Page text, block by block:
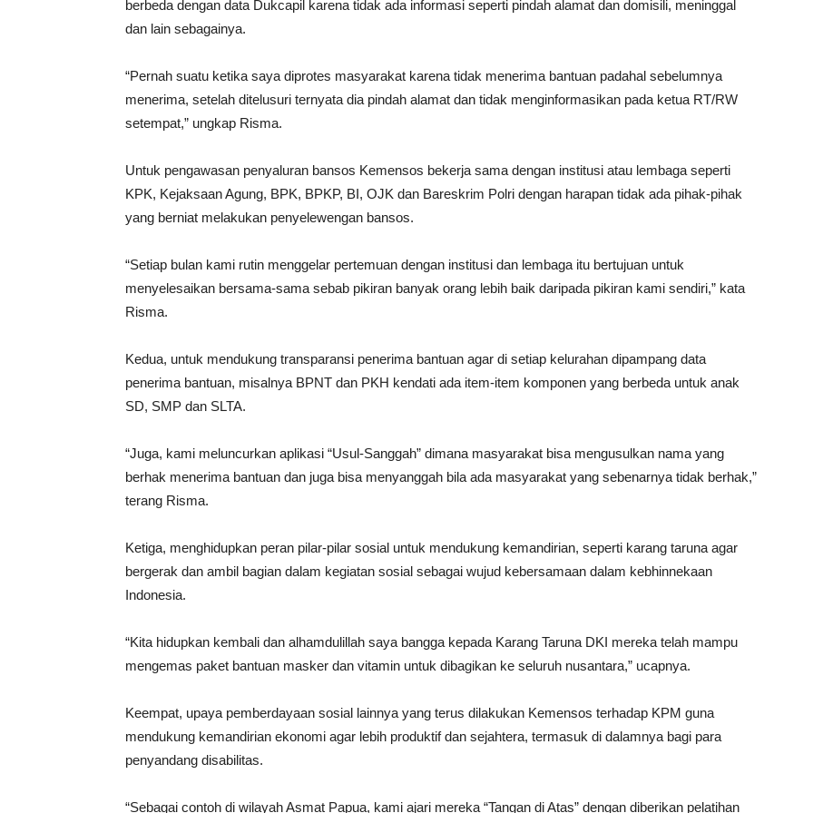
berbeda dengan data Dukcapil karena tidak ada informasi seperti pindah alamat dan domisili, meninggal
dan lain sebagainya.
“Pernah suatu ketika saya diprotes masyarakat karena tidak menerima bantuan padahal sebelumnya
menerima, setelah ditelusuri ternyata dia pindah alamat dan tidak menginformasikan pada ketua RT/RW
setempat,” ungkap Risma.
Untuk pengawasan penyaluran bansos Kemensos bekerja sama dengan institusi atau lembaga seperti
KPK, Kejaksaan Agung, BPK, BPKP, BI, OJK dan Bareskrim Polri dengan harapan tidak ada pihak-pihak
yang berniat melakukan penyelewengan bansos.
“Setiap bulan kami rutin menggelar pertemuan dengan institusi dan lembaga itu bertujuan untuk
menyelesaikan bersama-sama sebab pikiran banyak orang lebih baik daripada pikiran kami sendiri,” kata
Risma.
Kedua, untuk mendukung transparansi penerima bantuan agar di setiap kelurahan dipampang data
penerima bantuan, misalnya BPNT dan PKH kendati ada item-item komponen yang berbeda untuk anak
SD, SMP dan SLTA.
“Juga, kami meluncurkan aplikasi “Usul-Sanggah” dimana masyarakat bisa mengusulkan nama yang
berhak menerima bantuan dan juga bisa menyanggah bila ada masyarakat yang sebenarnya tidak berhak,”
terang Risma.
Ketiga, menghidupkan peran pilar-pilar sosial untuk mendukung kemandirian, seperti karang taruna agar
bergerak dan ambil bagian dalam kegiatan sosial sebagai wujud kebersamaan dalam kebhinnekaan
Indonesia.
“Kita hidupkan kembali dan alhamdulillah saya bangga kepada Karang Taruna DKI mereka telah mampu
mengemas paket bantuan masker dan vitamin untuk dibagikan ke seluruh nusantara,” ucapnya.
Keempat, upaya pemberdayaan sosial lainnya yang terus dilakukan Kemensos terhadap KPM guna
mendukung kemandirian ekonomi agar lebih produktif dan sejahtera, termasuk di dalamnya bagi para
penyandang disabilitas.
“Sebagai contoh di wilayah Asmat Papua, kami ajari mereka “Tangan di Atas” dengan diberikan pelatihan